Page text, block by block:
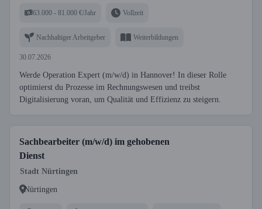
63.000 - 81.000 €/Jahr Vollzeit
Nachhaltiger Arbeitgeber Weiterbildungen
30.07.2026
Werde Operation Expert (m/w/d) in Hannover! In dieser Rolle
optimierst du Prozesse im Rechnungswesen und treibst
Digitalisierung voran, um Qualität und Effizienz zu steigern.
Sachbearbeiter (m/w/d) im gehobenen
Dienst
Stadt Nürtingen
Nürtingen